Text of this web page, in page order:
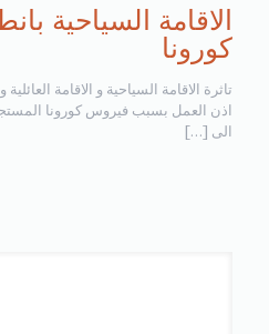
كورونا
تاثرة الاقامة السياحية و الاقامة
اذن العمل بسبب فيروس كورونا
الى […]